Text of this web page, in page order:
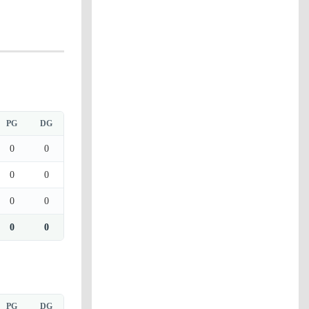
PG DG
0 0
0 0
0 0
0 0
PG DG